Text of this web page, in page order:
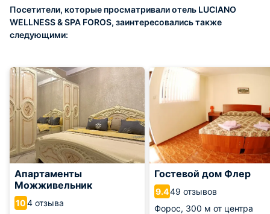
Посетители, которые просматривали отель LUCIANO
WELLNESS & SPA FOROS, заинтересовались также
следующими:
Апартаменты
Можживельник
104 отзыва
Гостевой дом Флер
9.449 отзывов
Форос, 300 м от центра